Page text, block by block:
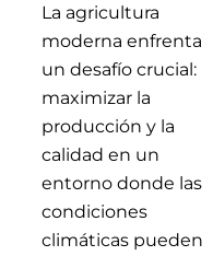
La agricultura
moderna enfrenta
un desafío crucial:
maximizar la
producción y la
calidad en un
entorno donde las
condiciones
climáticas pueden